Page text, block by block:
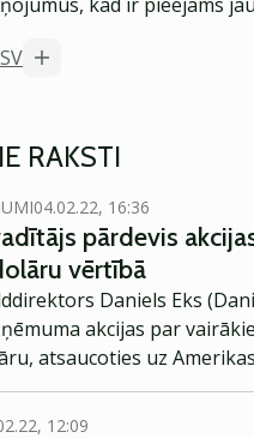
RAKSTI
04.02.22, 16:36
pārdevis
vērtībā
Daniels Eks
akcijas par
atsaucoties uz
un biržu komisijas
izdevums
12:09